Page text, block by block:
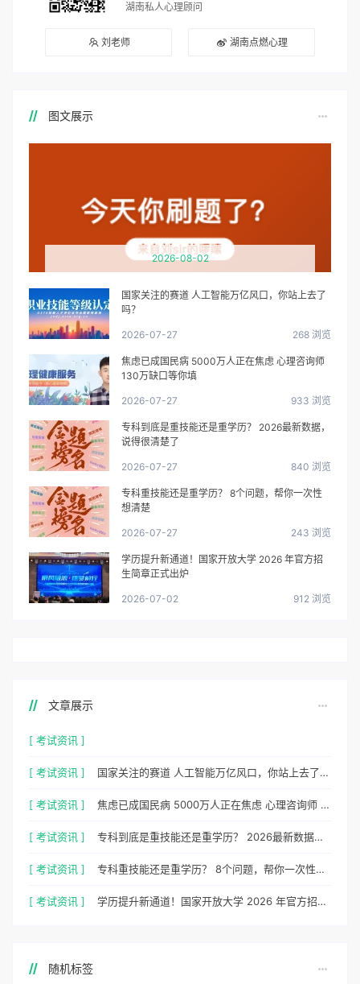
湖南私人心理顾问
刘老师 湖南点燃心理
图文展示
2026-08-02
国家关注的赛道 人工智能万亿风口，你站上去了
吗？
2026-07-27 268 浏览
焦虑已成国民病 5000万人正在焦虑 心理咨询师
130万缺口等你填
2026-07-27 933 浏览
专科到底是重技能还是重学历？ 2026最新数据，
说得很清楚了
2026-07-27 840 浏览
专科重技能还是重学历？ 8个问题，帮你一次性
想清楚
2026-07-27 243 浏览
学历提升新通道！国家开放大学 2026 年官方招
生简章正式出炉
2026-07-02 912 浏览
文章展示
[ 考试资讯 ]
[ 考试资讯 ] 国家关注的赛道 人工智能万亿风口，你站上去了吗？
[ 考试资讯 ] 焦虑已成国民病 5000万人正在焦虑 心理咨询师 130万缺口等你填
[ 考试资讯 ] 专科到底是重技能还是重学历？ 2026最新数据，说得很清楚了
[ 考试资讯 ] 专科重技能还是重学历？ 8个问题，帮你一次性想清楚
[ 考试资讯 ] 学历提升新通道！国家开放大学 2026 年官方招生简章正式出炉
随机标签